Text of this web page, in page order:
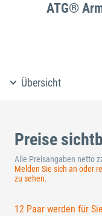
ATG®
Übersicht
Preise
Alle Preisangaben netto
Melden Sie sich an oder
zu sehen.
12 Paar werden für